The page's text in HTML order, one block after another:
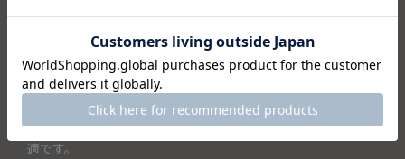
え、日常使いのしやすさにもこだわりました。
天然木の風合いを活かし手に馴染みやすく、光の当たり方で
表情を変える上品な輝きが食卓を彩ります。ご結婚やお誕生
日、還暦のお祝いなど、末永い幸せを願う特別な贈り物に最
適です。